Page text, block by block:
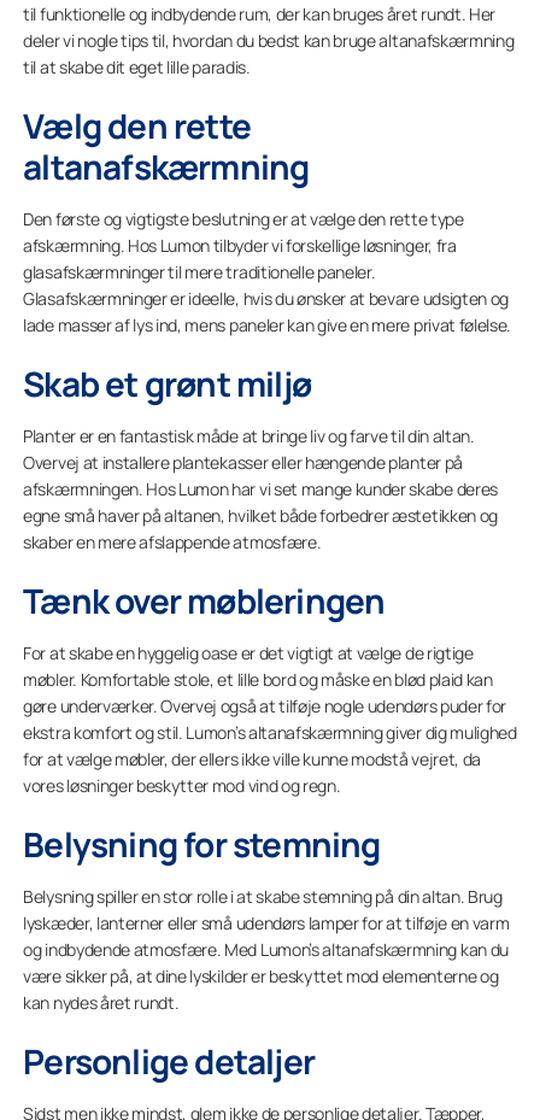
til funktionelle og indbydende rum, der kan bruges året rundt. Her
deler vi nogle tips til, hvordan du bedst kan bruge altanafskærmning
til at skabe dit eget lille paradis.
Vælg den rette
altanafskærmning
Den første og vigtigste beslutning er at vælge den rette type
afskærmning. Hos Lumon tilbyder vi forskellige løsninger, fra
glasafskærmninger til mere traditionelle paneler.
Glasafskærmninger er ideelle, hvis du ønsker at bevare udsigten og
lade masser af lys ind, mens paneler kan give en mere privat følelse.
Skab et grønt miljø
Planter er en fantastisk måde at bringe liv og farve til din altan.
Overvej at installere plantekasser eller hængende planter på
afskærmningen. Hos Lumon har vi set mange kunder skabe deres
egne små haver på altanen, hvilket både forbedrer æstetikken og
skaber en mere afslappende atmosfære.
Tænk over møbleringen
For at skabe en hyggelig oase er det vigtigt at vælge de rigtige
møbler. Komfortable stole, et lille bord og måske en blød plaid kan
gøre underværker. Overvej også at tilføje nogle udendørs puder for
ekstra komfort og stil. Lumon’s altanafskærmning giver dig mulighed
for at vælge møbler, der ellers ikke ville kunne modstå vejret, da
vores løsninger beskytter mod vind og regn.
Belysning for stemning
Belysning spiller en stor rolle i at skabe stemning på din altan. Brug
lyskæder, lanterner eller små udendørs lamper for at tilføje en varm
og indbydende atmosfære. Med Lumon’s altanafskærmning kan du
være sikker på, at dine lyskilder er beskyttet mod elementerne og
kan nydes året rundt.
Personlige detaljer
Sidst men ikke mindst, glem ikke de personlige detaljer. Tæpper,